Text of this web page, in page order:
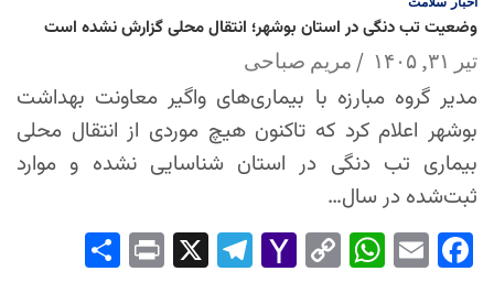
وضعیت تب دنگی در استان بوشهر؛ انتقال محلی گزارش نشده است
تیر ۳۱, ۱۴۰۵ مریم صباحی
مدیر گروه مبارزه با بیماری‌های واگیر معاونت بهداشت
بوشهر اعلام کرد که تاکنون هیچ موردی از انتقال محلی
بیماری تب دنگی در استان شناسایی نشده و موارد
ثبت‌شده در سال…
Fac
Em
Wh
Co
Yah
Tel
Pri